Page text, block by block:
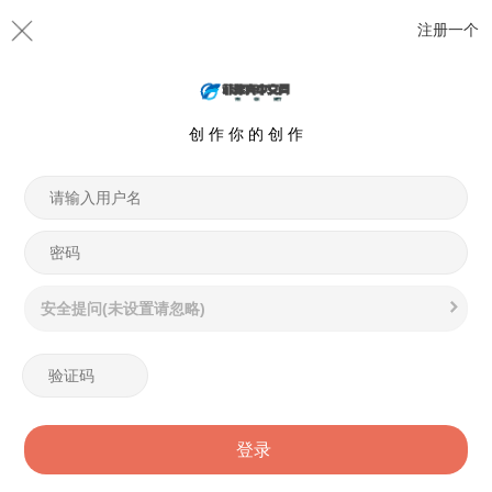
注册一个
创 作 你 的 创 作
安全提问(未设置请忽略)
登录